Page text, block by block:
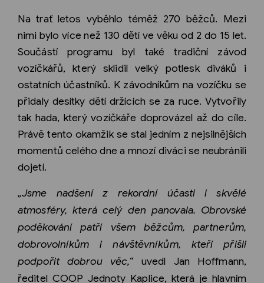
Na trať letos vyběhlo téměž 270 běžců. Mezi
nimi bylo více než 130 dětí ve věku od 2 do 15 let.
Součástí programu byl také tradiční závod
vozíčkářů, který sklidil velký potlesk diváků i
ostatních účastníků. K závodníkům na vozíčku se
přidaly desítky dětí držících se za ruce. Vytvořily
tak hada, který vozíčkáře doprovázel až do cíle.
Právě tento okamžik se stal jedním z nejsilnějších
momentů celého dne a mnozí diváci se neubránili
dojetí.
„Jsme nadšení z rekordní účasti i skvělé
atmosféry, která celý den panovala. Obrovské
poděkování patří všemběžcům, partnerům,
dobrovolníkům i návštěvníkům, kteří přišli
podpořit dobrou věc,“ uvedl Jan Hoffmann,
ředitel COOP Jednoty Kaplice, která je hlavním